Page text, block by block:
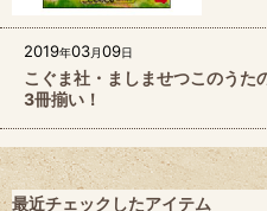
2019年03月09日
こぐま社・ましませつこのうた
3冊揃い！
最近チェックしたアイテム